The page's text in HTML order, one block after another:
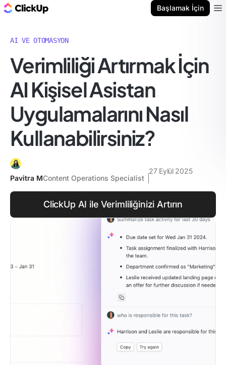
Başlamak İçin
AI VE OTOMASYON
Verimliliği Artırmak İçin
AI Kişisel Asistan
Uygulamalarını Nasıl
Kullanabilirsiniz?
Pavitra MContent Operations Specialist
27 Eylül 2025
ClickUp AI ile Verimliliğinizi Artırın